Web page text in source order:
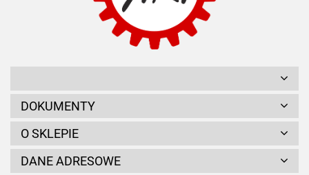
DOKUMENTY
O SKLEPIE
DANE ADRESOWE